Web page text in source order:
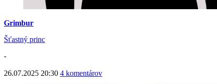
Grimbur
Šťastný princ
-
26.07.2025 20:30 4 komentárov